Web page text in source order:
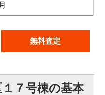
無料査定
７号棟の基本